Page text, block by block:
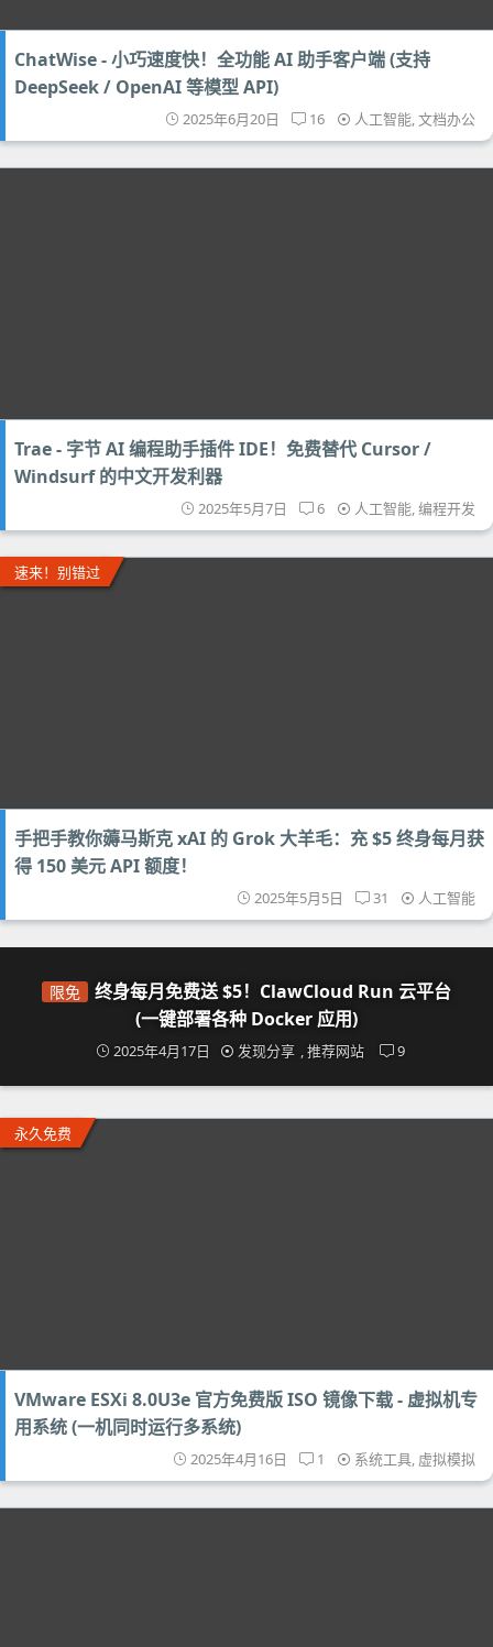
ChatWise - 小巧速度快！全功能 AI 助手客户端 (支持
DeepSeek / OpenAI 等模型 API)
2025年6月20日 16 人工智能,文档办公
Trae - 字节 AI 编程助手插件 IDE！免费替代 Cursor /
Windsurf 的中文开发利器
2025年5月7日 6 人工智能,编程开发
速来！别错过
手把手教你薅马斯克 xAI 的 Grok 大羊毛：充 $5 终身每月获
得 150 美元 API 额度！
2025年5月5日 31 人工智能
限免
终身每月免费送 $5！ClawCloud Run 云平台
(一键部署各种 Docker 应用)
2025年4月17日 发现分享 推荐网站 9
永久免费
VMware ESXi 8.0U3e 官方免费版 ISO 镜像下载 - 虚拟机专
用系统 (一机同时运行多系统)
2025年4月16日 1 系统工具, 虚拟模拟